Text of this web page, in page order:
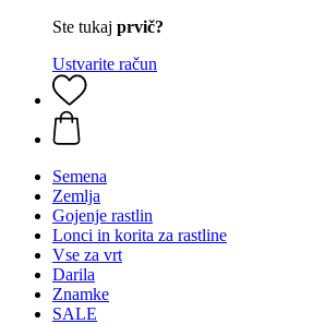
Ste tukaj prvič?
Ustvarite račun
Semena
Zemlja
Gojenje rastlin
Lonci in korita za rastline
Vse za vrt
Darila
Znamke
SALE